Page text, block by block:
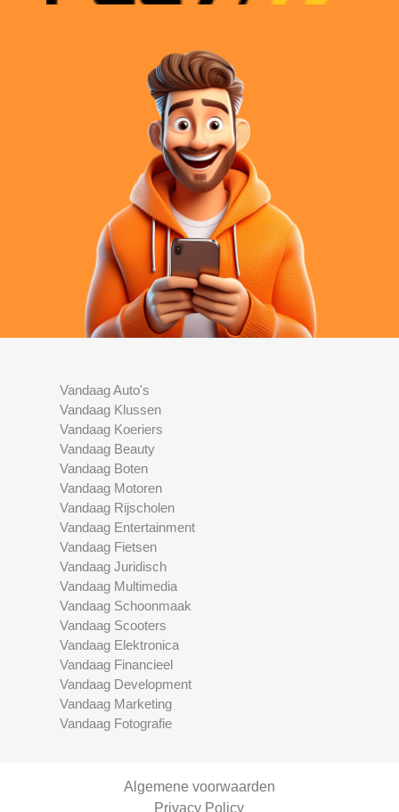
Vandaag Auto's
Vandaag Klussen
Vandaag Koeriers
Vandaag Beauty
Vandaag Boten
Vandaag Motoren
Vandaag Rijscholen
Vandaag Entertainment
Vandaag Fietsen
Vandaag Juridisch
Vandaag Multimedia
Vandaag Schoonmaak
Vandaag Scooters
Vandaag Elektronica
Vandaag Financieel
Vandaag Development
Vandaag Marketing
Vandaag Fotografie
Algemene voorwaarden
Privacy Policy